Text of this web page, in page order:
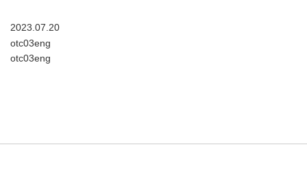
2023.07.20
otc03eng
otc03eng